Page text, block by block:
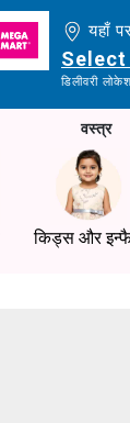
यहाँ
Select
डिलीवरी
वस्त्र
किड्स और